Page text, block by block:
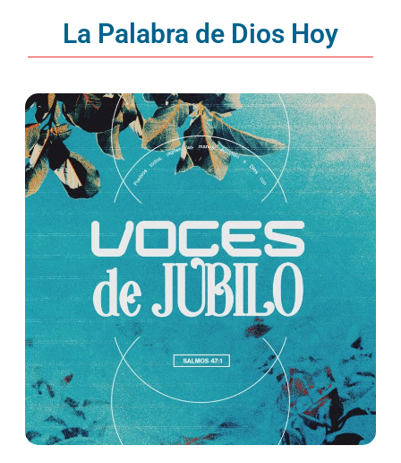
La Palabra de Dios Hoy